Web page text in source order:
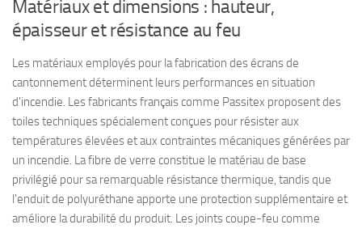
Matériaux et dimensions : hauteur,
épaisseur et résistance au feu
Les matériaux employés pour la fabrication des écrans de
cantonnement déterminent leurs performances en situation
d'incendie. Les fabricants français comme Passitex proposent des
toiles techniques spécialement conçues pour résister aux
températures élevées et aux contraintes mécaniques générées par
un incendie. La fibre de verre constitue le matériau de base
privilégié pour sa remarquable résistance thermique, tandis que
l'enduit de polyuréthane apporte une protection supplémentaire et
améliore la durabilité du produit. Les joints coupe-feu comme